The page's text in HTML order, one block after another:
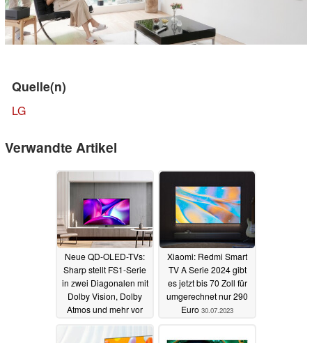
Quelle(n)
LG
Verwandte Artikel
Neue QD-OLED-TVs:
Sharp stellt FS1-Serie
in zwei Diagonalen mit
Dolby Vision, Dolby
Atmos und mehr vor
Xiaomi: Redmi Smart
TV A Serie 2024 gibt
es jetzt bis 70 Zoll für
umgerechnet nur 290
Euro 30.07.2023